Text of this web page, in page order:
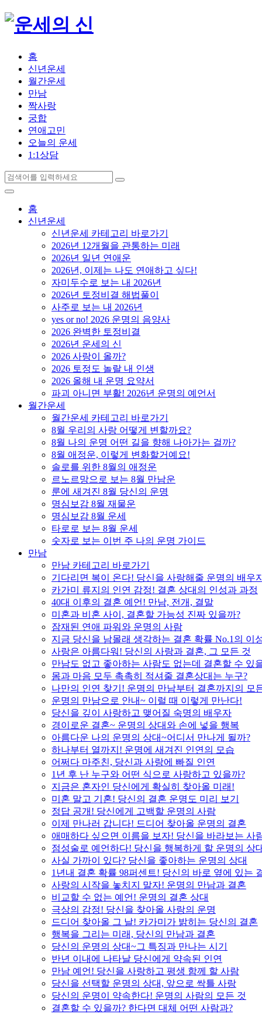
홈
신년운세
월간운세
만남
짝사랑
궁합
연애고민
오늘의 운세
1:1상담
홈
신년운세
신년운세 카테고리 바로가기
2026년 12개월을 관통하는 미래
2026년 일년 연애운
2026년, 이제는 나도 연애하고 싶다!
자미두수로 보는 내 2026년
2026년 토정비결 해법풀이
사주로 보는 내 2026년
yes or no! 2026 운명의 음양사
2026 완벽한 토정비결
2026년 운세의 신
2026 사랑이 올까?
2026 토정도 놀랄 내 인생
2026 올해 내 운명 요약서
파괴 아니면 부활! 2026년 운명의 예언서
월간운세
월간운세 카테고리 바로가기
8월 우리의 사랑 어떻게 변할까요?
8월 나의 운명 어떤 길을 향해 나아가는 걸까?
8월 애정운, 이렇게 변화할거예요!
솔로를 위한 8월의 애정운
르노르망으로 보는 8월 만남운
룬에 새겨진 8월 당신의 운명
명심보감 8월 재물운
명심보감 8월 운세
타로로 보는 8월 운세
숫자로 보는 이번 주 나의 운명 가이드
만남
만남 카테고리 바로가기
기다리면 복이 온다! 당신을 사랑해줄 운명의 배우
카가미 류지의 인연 감정! 결혼 상대의 인성과 과정
40대 이후의 결혼 예언! 만남, 전개, 결말
미혼과 비혼 사이, 결혼할 가능성 진짜 있을까?
잠재된 연애 파워와 운명의 사람
지금 당신을 남몰래 생각하는 결혼 확률 No.1의 이
사랑은 아름다워! 당신의 사랑과 결혼, 그 모든 것
만남도 없고 좋아하는 사람도 없는데 결혼할 수 있
몸과 마음 모두 촉촉히 적셔줄 결혼상대는 누구?
나만의 인연 찾기! 운명의 만남부터 결혼까지의 모
운명의 만남으로 안내~ 이럴 때 이렇게 만난다!
당신을 깊이 사랑하고 맺어질 숙명의 배우자
경이로운 결혼~ 운명의 상대와 손에 넣을 행복
아름다운 나의 운명의 상대~어디서 만나게 될까?
하나부터 열까지! 운명에 새겨진 인연의 모습
어쩌다 마주친, 당신과 사랑에 빠질 인연
1년 후 난 누구와 어떤 식으로 사랑하고 있을까?
지금은 혼자인 당신에게 확실히 찾아올 미래!
미혼 말고 기혼! 당신의 결혼 운명도 미리 보기
정답 공개! 당신에게 고백할 운명의 사람
이제 만나러 갑니다! 드디어 찾아올 운명의 결혼
애매하다 싶으면 이름을 보자! 당신을 바라보는 사
점성술로 예언하다! 당신을 행복하게 할 운명의 상
사실 가까이 있다? 당신을 좋아하는 운명의 상대
1년내 결혼 확률 98퍼센트! 당신의 바로 옆에 있는
사랑의 시작을 놓치지 말자! 운명의 만남과 결혼
비교할 수 없는 예언! 운명의 결혼 상대
극상의 감정! 당신을 찾아올 사랑의 운명
드디어 찾아올 그 날! 카가미가 밝히는 당신의 결혼
행복을 그리는 미래, 당신의 만남과 결혼
당신의 운명의 상대~그 특징과 만나는 시기
반년 이내에 나타날 당신에게 약속된 인연
만남 예언! 당신을 사랑하고 평생 함께 할 사람
당신을 선택할 운명의 상대, 앞으로 싹틀 사랑
당신의 운명이 약속한다! 운명의 사람의 모든 것
결혼할 수 있을까? 한다면 대체 어떤 사람과?